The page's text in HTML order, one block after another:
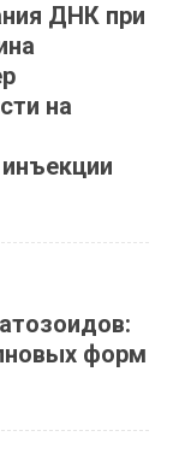
ДНК при
на
форм